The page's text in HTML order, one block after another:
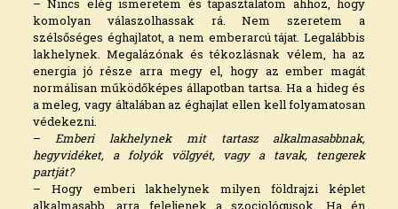
– Nincs elég ismeretem és tapasztalatom ahhoz, hogy
komolyan válaszolhassak rá. Nem szeretem a
szélsőséges éghajlatot, a nem emberarcú tájat. Legalábbis
lakhelynek. Megalázónak és tékozlásnak vélem, ha az
energia jó része arra megy el, hogy az ember magát
normálisan működőképes állapotban tartsa. Ha a hideg és
a meleg, vagy általában az éghajlat ellen kell folyamatosan
védekezni.
–Emberi lakhelynek mit tartasz alkalmasabbnak,
hegyvidéket, a folyók völgyét, vagy a tavak, tengerek
partját?
– Hogy emberi lakhelynek milyen földrajzi képlet
alkalmasabb, arra feleljenek a szociológusok. Ha én